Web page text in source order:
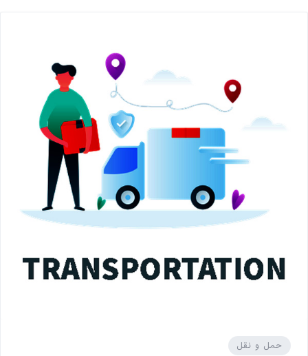
حمل و نقل